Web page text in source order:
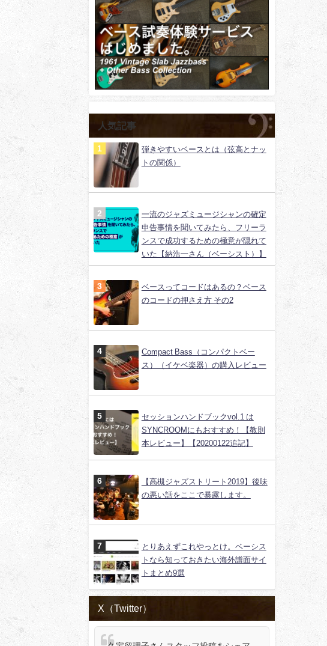
人気記事
弾きやすいベースとは（弦高とナッ
トの関係）
一流のジャズミュージシャンの確定
申告事情を聞いてみたら、フリーラ
ンスで成功するための極意が隠れて
いた【納浩一さん（ベーシスト）】
ベースってコードはあるの？ベース
のコードの押さえ方 その2
Compact Bass（コンパクトベー
ス）（イケベ楽器）の購入レビュー
セッションハンドブックvol.1 は
SYNCROOMにもおすすめ！【教則
本レビュー】【20200122追記】
【高槻ジャズストリート2019】後味
の悪い話をここで暴露します。
とりあえずこれやっとけ。ベーシス
トなら知っておきたい海外譜面サイ
トまとめ9選
X（Twitter）